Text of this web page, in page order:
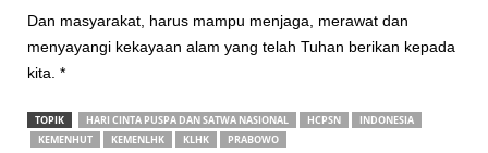
Dan masyarakat, harus mampu menjaga, merawat dan
menyayangi kekayaan alam yang telah Tuhan berikan kepada
kita. *
TOPIK HARI CINTA PUSPA DAN SATWA NASIONAL HCPSN
INDONESIA
KEMENHUT
KEMENLHK KLHK PRABOWO